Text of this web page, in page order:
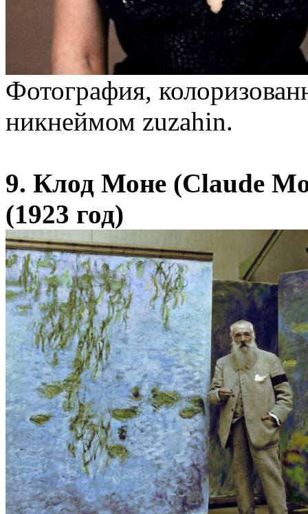
Фотография,
никнеймом zuzahin.
9. Клод Моне (Claude
(1923 год)